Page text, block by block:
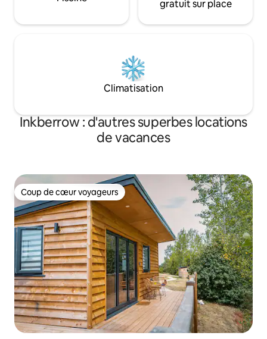
gratuit sur place
Climatisation
Inkberrow : d'autres superbes locations
de vacances
Coup de cœur voyageurs
Coup de cœur voyageurs